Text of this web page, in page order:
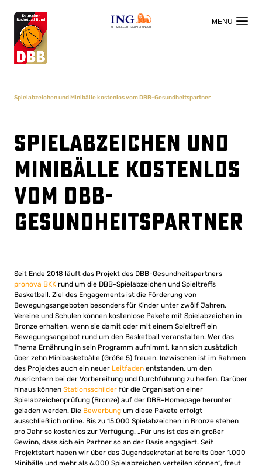
OFFIZIELLER HAUPTSPONSOR
Spielabzeichen und Minibälle kostenlos vom DBB-Gesundheitspartner
Spielabzeichen und
Minibälle kostenlos
vom DBB-
Gesundheitspartner
Seit Ende 2018 läuft das Projekt des DBB-Gesundheitspartners
pronova BKK rund um die DBB-Spielabzeichen und Spieltreffs
Basketball. Ziel des Engagements ist die Förderung von
Bewegungsangeboten besonders für Kinder unter zwölf Jahren.
Vereine und Schulen können kostenlose Pakete mit Spielabzeichen in
Bronze erhalten, wenn sie damit oder mit einem Spieltreff ein
Bewegungsangebot rund um den Basketball veranstalten. Wer das
Thema Ernährung in sein Programm aufnimmt, kann sich zusätzlich
über zehn Minibasketbälle (Größe 5) freuen. Inzwischen ist im Rahmen
des Projektes auch ein neuer Leitfaden entstanden, um den
Ausrichtern bei der Vorbereitung und Durchführung zu helfen. Darüber
hinaus können Stationsschilder für die Organisation einer
Spielabzeichenprüfung (Bronze) auf der DBB-Homepage herunter
geladen werden. Die Bewerbung um diese Pakete erfolgt
ausschließlich online. Bis zu 15.000 Spielabzeichen in Bronze stehen
pro Jahr so kostenlos zur Verfügung. „Für uns ist das ein großer
Gewinn, dass sich ein Partner so an der Basis engagiert. Seit
Projektstart haben wir über das Jugendsekretariat bereits über 1.000
Minibälle und mehr als 6.000 Spielabzeichen verteilen können“, freut